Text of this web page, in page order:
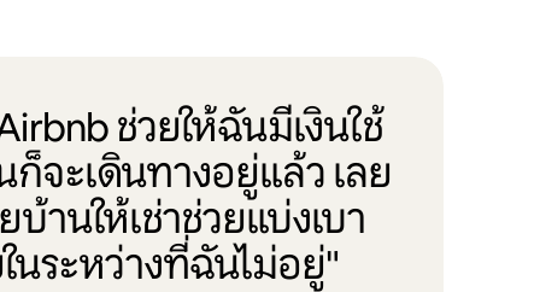
ช่วยให้ฉันมีเงินใช้
จะเดินทางอยู่แล้ว เลย
านให้เช่าช่วยแบ่งเบา
นระหว่างที่ฉันไม่อยู่"